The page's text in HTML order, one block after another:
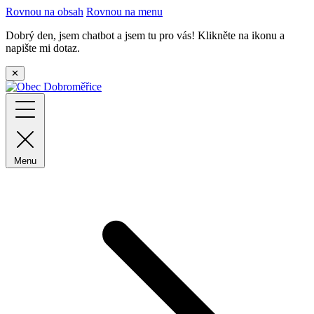
Rovnou na obsah Rovnou na menu
Dobrý den, jsem chatbot a jsem tu pro vás! Klikněte na ikonu a
napište mi dotaz.
✕
Menu